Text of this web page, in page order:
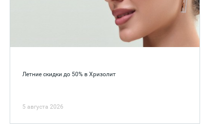
Летние скидки до 50% в Хризолит
5 августа 2026